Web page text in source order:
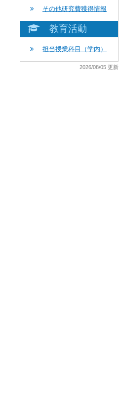
その他研究費獲得情報
教育活動
担当授業科目（学内）
2026/08/05 更新